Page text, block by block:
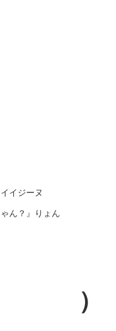
イジーヌ
ん？』りょん